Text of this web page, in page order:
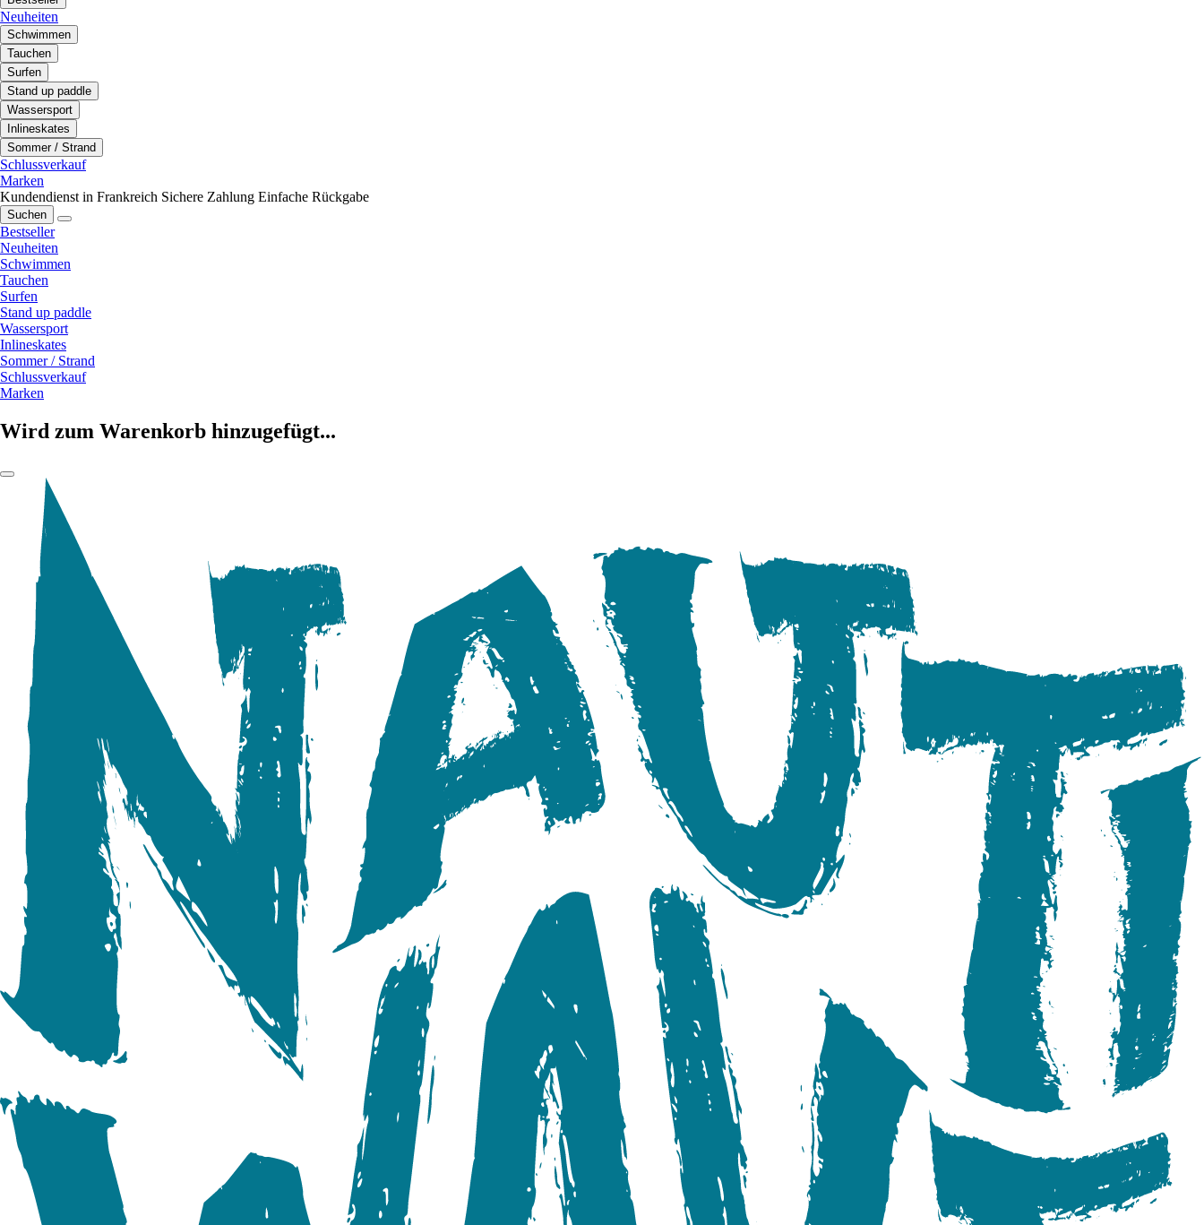
Neuheiten
Schwimmen
Tauchen
Surfen
Stand up paddle
Wassersport
Inlineskates
Sommer / Strand
Schlussverkauf
Marken
Kundendienst in Frankreich Sichere Zahlung Einfache Rückgabe
Suchen
Bestseller
Neuheiten
Schwimmen
Tauchen
Surfen
Stand up paddle
Wassersport
Inlineskates
Sommer / Strand
Schlussverkauf
Marken
Wird zum Warenkorb hinzugefügt...